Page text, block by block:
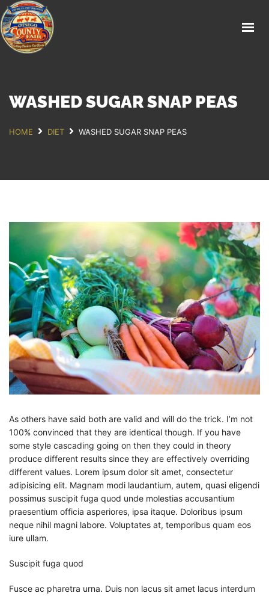
CONTACT
GET TICKETS
WASHED SUGAR SNAP PEAS
HOME DIET WASHED SUGAR SNAP PEAS
As others have said both are valid and will do the trick. I’m not
100% convinced that they are identical though. If you have
some style cascading going on then they could in theory
produce different results since they are effectively overriding
different values. Lorem ipsum dolor sit amet, consectetur
adipisicing elit. Magnam modi laudantium, autem, quasi eligendi
possimus suscipit fuga quod unde molestias accusantium
praesentium officia asperiores, ipsa itaque. Doloribus ipsum
neque nihil magni labore. Voluptates at, temporibus quam eos
iure ullam.
Suscipit fuga quod
Fusce ac pharetra urna. Duis non lacus sit amet lacus interdum